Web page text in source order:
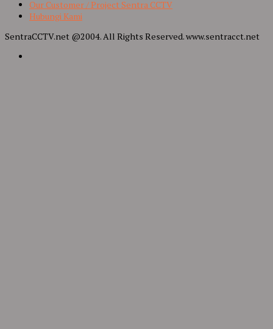
Our Customer / Project Sentra CCTV
Hubungi Kami
SentraCCTV.net @2004. All Rights Reserved. www.sentracct.net